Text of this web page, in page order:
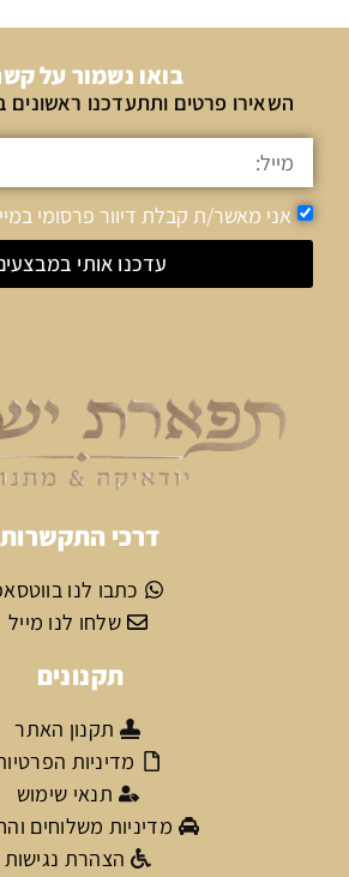
בואו נשמור על
השאירו פרטים ותתעדכנו ראשונים
אני מאשר/ת קבלת דיוור פרסומי
עדכנו אותי
דרכי התקשרות
כתבו לנו
שלחו לנו מייל
תקנונים
תקנון האתר
מדיניות
תנאי שימוש
מדיניות משלוחים
הצהרת נגישות